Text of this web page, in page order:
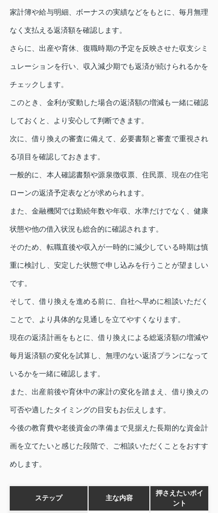
家計簿や給与明細、ボーナスの実績などをもとに、毎月無理
なく支払える返済額を確認します。
さらに、出産や育休、復職時期の予定を反映させた収支シミ
ュレーションを行い、収入減少期でも返済が続けられるかを
チェックします。
このとき、金利が変動した場合の返済額の増減も一緒に確認
しておくと、より安心して判断できます。
次に、借り換えの審査に備えて、必要書類と審査で重視され
る項目を確認しておきます。
一般的に、本人確認書類や源泉徴収票、住民票、現在の住宅
ローンの返済予定表などが求められます。
また、金融機関では勤続年数や年収、水準だけでなく、健康
状態や他の借入状況も総合的に確認されます。
そのため、転職直後や収入が一時的に減少している時期は慎
重に検討し、安定した状態で申し込みを行うことが望ましい
です。
そして、借り換えを進める前に、自社へ早めに相談いただく
ことで、より具体的な見通しを立てやすくなります。
現在の返済計画をもとに、借り換えによる総返済額の増減や
毎月返済額の変化を試算し、無理のない返済プランになって
いるかを一緒に確認します。
また、出産前後や育休中の家計の変化を踏まえ、借り換えの
可否や適したタイミングの目安もお伝えします。
今後の教育費や老後資金の準備まで見据えた長期的な資金計
画を立てたいと感じた段階で、ご相談いただくことをおすす
めします。
ステップ 主な内容
押さえたいポイ
ント